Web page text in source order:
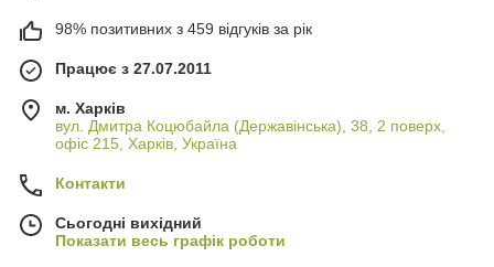
98% позитивних з 459 відгуків за рік
Працює з 27.07.2011
м. Харків
вул. Дмитра Коцюбайла (Державінська), 38, 2 поверх,
офіс 215, Харків, Україна
Контакти
Сьогодні вихідний
Показати весь графік роботи